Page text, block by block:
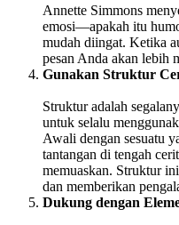
Annette Simmons
emosi—apakah itu
mudah diingat. Ketika
pesan Anda akan lebih
Gunakan Struktur
Struktur adalah
untuk selalu
Awali dengan sesuatu
tantangan di tengah
memuaskan. Struktur
dan memberikan
Dukung dengan